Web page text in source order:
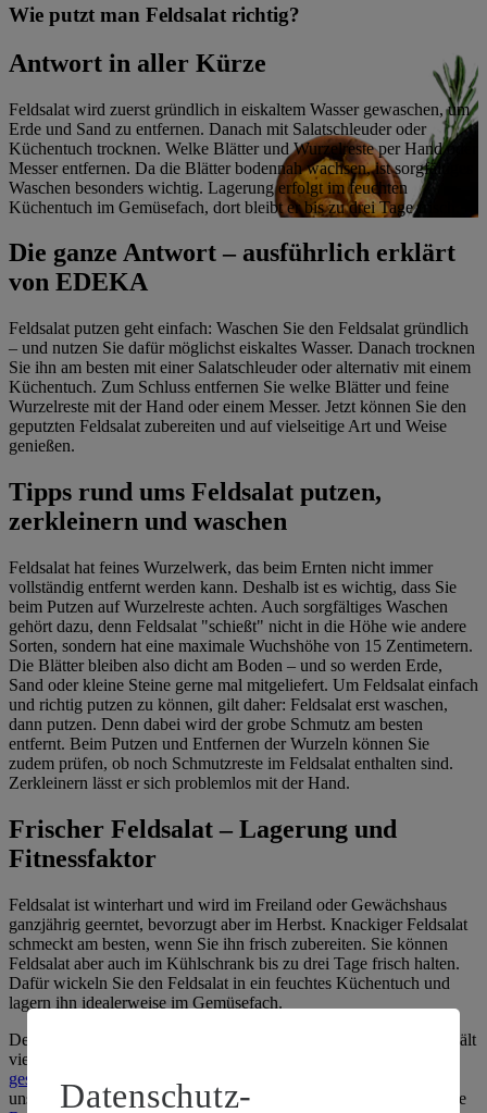
Wie putzt man Feldsalat richtig?
Antwort in aller Kürze
Feldsalat wird zuerst gründlich in eiskaltem Wasser gewaschen, um
Erde und Sand zu entfernen. Danach mit Salatschleuder oder
Küchentuch trocknen. Welke Blätter und Wurzelreste per Hand oder
Messer entfernen. Da die Blätter bodennah wachsen, ist sorgfältiges
Waschen besonders wichtig. Lagerung erfolgt im feuchten
Küchentuch im Gemüsefach, dort bleibt er bis zu drei Tage frisch.
Die ganze Antwort – ausführlich erklärt
von EDEKA
Feldsalat putzen geht einfach: Waschen Sie den Feldsalat gründlich
– und nutzen Sie dafür möglichst eiskaltes Wasser. Danach trocknen
Sie ihn am besten mit einer Salatschleuder oder alternativ mit einem
Küchentuch. Zum Schluss entfernen Sie welke Blätter und feine
Wurzelreste mit der Hand oder einem Messer. Jetzt können Sie den
geputzten Feldsalat zubereiten und auf vielseitige Art und Weise
genießen.
Tipps rund ums Feldsalat putzen,
zerkleinern und waschen
Feldsalat hat feines Wurzelwerk, das beim Ernten nicht immer
vollständig entfernt werden kann. Deshalb ist es wichtig, dass Sie
beim Putzen auf Wurzelreste achten. Auch sorgfältiges Waschen
gehört dazu, denn Feldsalat "schießt" nicht in die Höhe wie andere
Sorten, sondern hat eine maximale Wuchshöhe von 15 Zentimetern.
Die Blätter bleiben also dicht am Boden – und so werden Erde,
Sand oder kleine Steine gerne mal mitgeliefert. Um Feldsalat einfach
und richtig putzen zu können, gilt daher: Feldsalat erst waschen,
dann putzen. Denn dabei wird der grobe Schmutz am besten
entfernt. Beim Putzen und Entfernen der Wurzeln können Sie
zudem prüfen, ob noch Schmutzreste im Feldsalat enthalten sind.
Zerkleinern lässt er sich problemlos mit der Hand.
Frischer Feldsalat – Lagerung und
Fitnessfaktor
Feldsalat ist winterhart und wird im Freiland oder Gewächshaus
ganzjährig geerntet, bevorzugt aber im Herbst. Knackiger Feldsalat
schmeckt am besten, wenn Sie ihn frisch zubereiten. Sie können
Feldsalat aber auch im Kühlschrank bis zu drei Tage frisch halten.
Dafür wickeln Sie den Feldsalat in ein feuchtes Küchentuch und
lagern ihn idealerweise im Gemüsefach.
Der feinblättrige Feldsalat ist nussig-mild im Geschmack und enthält
viele Nährstoffe und Vitamine, vor allem Vitamin C. Weitere
gesunde Eigenschaften von Feldsalat
unseren Tipps & Tricks nachlesen. Erfahren Sie außerdem, wie Sie
Datenschutz-